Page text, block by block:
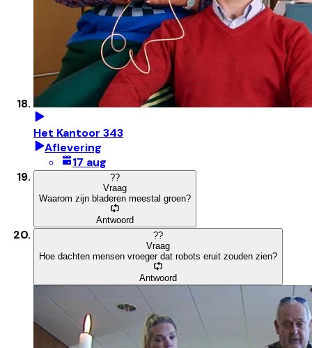
Het Kantoor 343
Aflevering
17 aug
??
Vraag
Waarom zijn bladeren meestal groen?
Antwoord
??
Vraag
Hoe dachten mensen vroeger dat robots eruit zouden zien?
Antwoord